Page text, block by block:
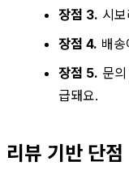
장점 3. 시
장점 4. 배
장점 5. 문
급돼요.
리뷰 기반 단